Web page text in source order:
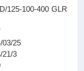
100-400 GLR
397
504/03/25
643/21/3
680